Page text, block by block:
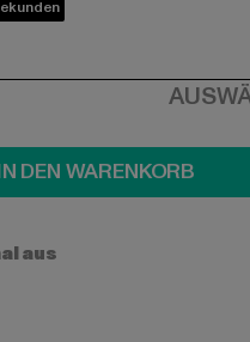
DEN WARENKORB
aus